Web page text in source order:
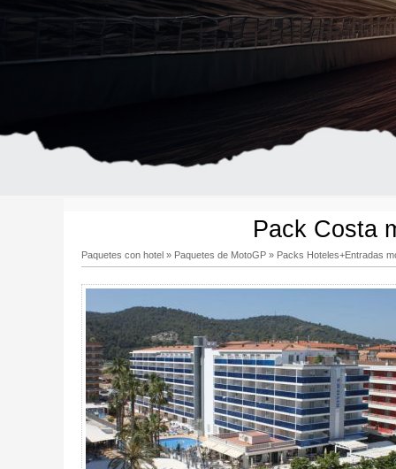
Pack Costa
Paquetes con hotel » Paquetes de MotoGP » Packs Hoteles+Entradas